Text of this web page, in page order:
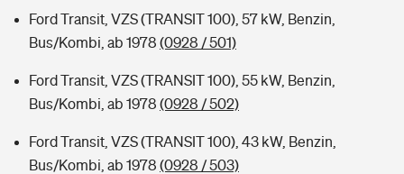
Ford Transit, VZS (TRANSIT 100), 57 kW, Benzin,
Bus/Kombi, ab 1978 (0928 / 501)
Ford Transit, VZS (TRANSIT 100), 55 kW, Benzin,
Bus/Kombi, ab 1978 (0928 / 502)
Ford Transit, VZS (TRANSIT 100), 43 kW, Benzin,
Bus/Kombi, ab 1978 (0928 / 503)